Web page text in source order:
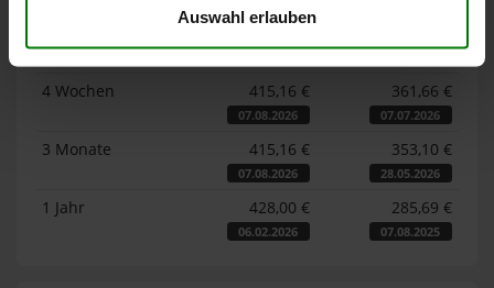
Auswahl erlauben
Zeitraum Höchststand
Tiefststand
4 Wochen
415,16 €
07.08.2026
361,66 €
07.07.2026
3 Monate 415,16 €
07.08.2026
353,10 €
28.05.2026
1 Jahr 428,00 €
06.02.2026
285,69 €
07.08.2025